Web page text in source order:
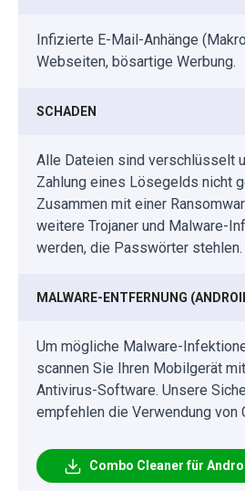
Infizierte E-Mail-Anhänge
Webseiten, bösartige Werbung.
SCHADEN
Alle Dateien sind verschlüsselt
Zahlung eines Lösegelds nicht
Zusammen mit einer
weitere Trojaner und Malware-
werden, die Passwörter stehlen.
MALWARE-ENTFERNUNG
Um mögliche Malware-
scannen Sie Ihren Mobilgerät
Antivirus-Software. Unsere
empfehlen die Verwendung von
Combo Cleaner für